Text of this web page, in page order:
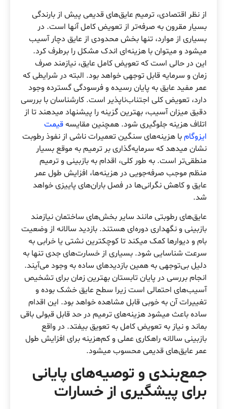
از نظر اقتصادی، ترمیم عایق‌های قدیمی پیش از بارندگی
بسیار مقرون به صرفه‌تر از تعویض کامل آنها است. در
بسیاری از موارد، تنها بخش محدودی از عایق دچار آسیب
میشود و میتوان با هزینه‌ای اندک مشکل را برطرف کرد.
این در حالی است که تعویض کامل عایق، نیازمند صرف
زمان و سرمایه قابل توجهی خواهد بود. البته در شرایطی که
عمر مفید عایق به پایان رسیده و فرسودگی گسترده وجود
دارد، تعویض کلی اجتناب‌ناپذیر است. کارشناسان با بررسی
دقیق میزان آسیب، بهترین گزینه را پیشنهاد میدهند تا از
اتلاف هزینه جلوگیری شود. همچنین مقایسهقیمت
ایزوگامبا هزینه‌های سنگین تعمیرات ناشی از نفوذ رطوبت
نشان میدهد که سرمایه‌گذاری بر ترمیم به موقع بسیار
منطقی‌تر است. به طور کلی، اقدام به بازبینی و ترمیم
منظم موجب صرفه‌جویی در هزینه‌ها، افزایش طول عمر
عایق و کاهش نگرانی‌ها در فصل باران‌های پاییزی خواهد
شد.
عایق‌های رطوبتی مانند سایر بخش‌های ساختمان نیازمند
بازبینی و نگهداری دوره‌ای هستند. بازدید سالانه از وضعیت
بام و دیوارها کمک میکند تا کوچکترین نشتی یا خرابی به
سرعت شناسایی شود. بسیاری از خسارت‌های جدی تنها به
دلیل بی‌توجهی به همین بازدیدهای ساده به وجود می‌آیند.
انجام بررسی در پایان تابستان بهترین زمان برای تشخیص
آسیب‌های احتمالی است زیرا سطح عایق خشک بوده و
تغییرات آن به خوبی قابل مشاهده خواهد بود. این اقدام
ساده باعث میشود هزینه‌های ترمیم در حد قابل قبولی باقی
بماند و نیاز به تعویض کامل به تعویق بیفتد. در واقع
بازبینی سالانه راهکاری عملی و کم‌هزینه برای افزایش طول
عمر عایق‌های قدیمی محسوب میشود.
جمع‌بندی و توصیه‌های پایانی
برای پیشگیری از خسارات